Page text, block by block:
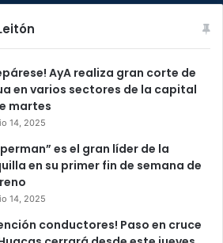
AyA realiza gran corte de
en varios sectores de la capital
martes
14, 2025
es el gran líder de la
en su primer fin de semana de
14, 2025
conductores! Paso en cruce